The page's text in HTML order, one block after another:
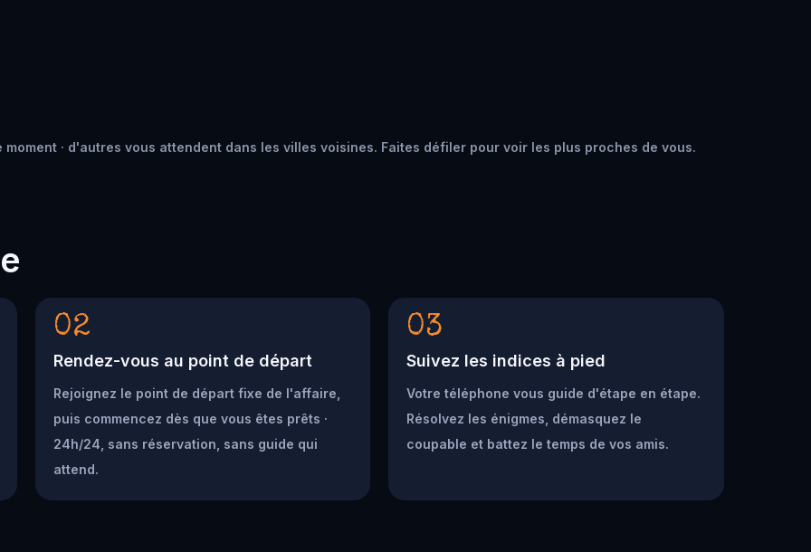
· d'autres vous attendent dans les villes voisines. Faites défiler pour voir les plus proches de vous.
02
Rendez-vous au point de départ
Rejoignez le point de départ fixe de l'affaire,
puis commencez dès que vous êtes prêts ·
24h/24, sans réservation, sans guide qui
attend.
03
Suivez les indices à pied
Votre téléphone vous guide d'étape en étape.
Résolvez les énigmes, démasquez le
coupable et battez le temps de vos amis.